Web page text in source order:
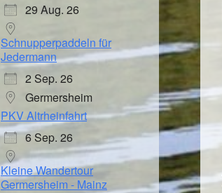
29 Aug. 26
Schnupperpaddeln für
Jedermann
2 Sep. 26
Germersheim
PKV Altrheinfahrt
6 Sep. 26
Kleine Wandertour
Germersheim - Mainz